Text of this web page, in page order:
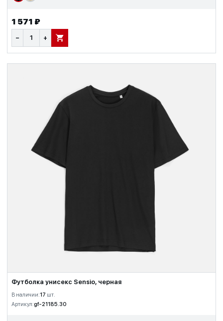
1 571 ₽
− + В КОРЗИНУ
Футболка унисекс Sensio, черная
В наличии:17 шт.
Артикул:gf-21185.30